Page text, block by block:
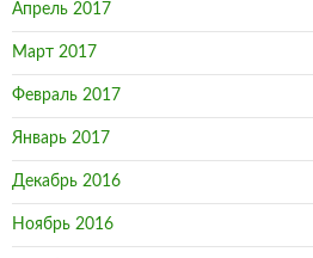
Апрель 2017
Март 2017
Февраль 2017
Январь 2017
Декабрь 2016
Ноябрь 2016